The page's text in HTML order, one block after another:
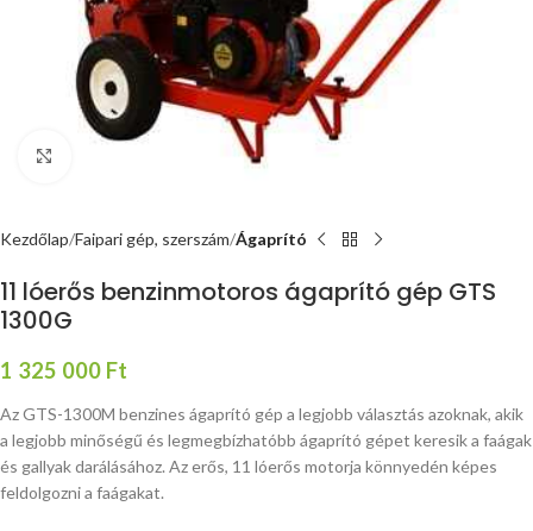
Nagyításhoz kattints ide
Kezdőlap Faipari gép, szerszám Ágaprító
11 lóerős benzinmotoros ágaprító gép GTS
1300G
1 325 000 Ft
Az GTS-1300M benzines ágaprító gép a legjobb választás azoknak, akik
a legjobb minőségű és legmegbízhatóbb ágaprító gépet keresik a faágak
és gallyak darálásához. Az erős, 11 lóerős motorja könnyedén képes
feldolgozni a faágakat.